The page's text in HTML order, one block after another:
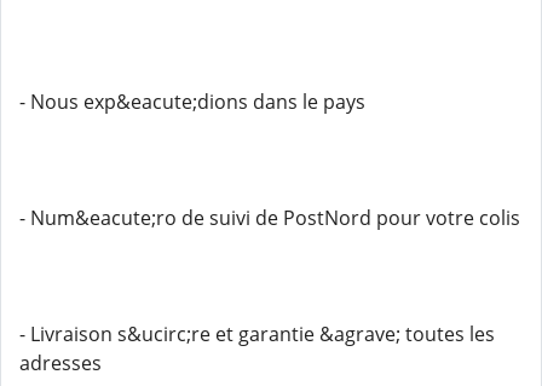
- Nous exp&eacute;dions dans le pays
- Num&eacute;ro de suivi de PostNord pour votre colis
- Livraison s&ucirc;re et garantie &agrave; toutes les
adresses